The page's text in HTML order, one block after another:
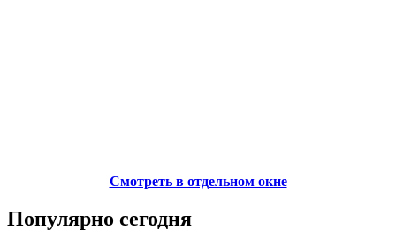
Смотреть в отдельном окне
Популярно сегодня